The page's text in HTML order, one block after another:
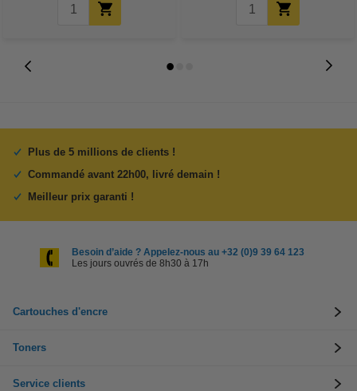
Plus de 5 millions de clients !
Commandé avant 22h00, livré demain !
Meilleur prix garanti !
Besoin d’aide ? Appelez-nous au +32 (0)9 39 64 123
Les jours ouvrés de 8h30 à 17h
Cartouches d'encre
Toners
Service clients